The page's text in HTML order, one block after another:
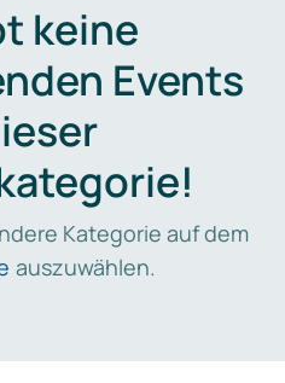
keine
Events
Kategorie auf dem
auszuwählen.